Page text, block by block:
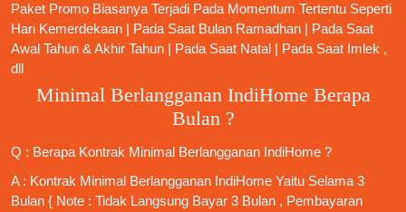
Paket Promo Biasanya Terjadi Pada Momentum Tertentu Seperti
Hari Kemerdekaan | Pada Saat Bulan Ramadhan | Pada Saat
Awal Tahun & Akhir Tahun | Pada Saat Natal | Pada Saat Imlek ,
dll
Minimal Berlangganan IndiHome Berapa
Bulan ?
Q : Berapa Kontrak Minimal Berlangganan IndiHome ?
A : Kontrak Minimal Berlangganan IndiHome Yaitu Selama 3
Bulan { Note : Tidak Langsung Bayar 3 Bulan , Pembayaran